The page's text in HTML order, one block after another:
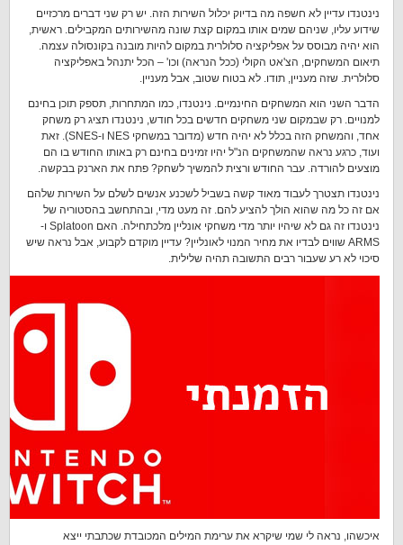
נינטנדו עדיין לא חשפה מה בדיוק יכלול השירות הזה. יש רק שני דברים מרכזיים
שידוע עליו, שניהם שמים אותו במקום קצת שונה מהשירותים המקבילים. ראשית,
הוא יהיה מבוסס על אפליקציה סלולרית במקום להיות מובנה בקונסולה עצמה.
תיאום המשחקים, הצ'אט הקולי (ככל הנראה) וכו' – הכל יתנהל באפליקציה
סלולרית. שזה מעניין, תודו. לא בטוח שטוב, אבל מעניין.
הדבר השני הוא המשחקים החינמיים. נינטנדו, כמו המתחרות, תספק תוכן בחינם
למנויים. רק שבמקום שני משחקים חדשים בכל חודש, נינטנדו תציג רק משחק
אחד, והמשחק הזה בכלל לא יהיה חדש (מדובר במשחקי NES ו-SNES). זאת
ועוד, כרגע נראה שהמשחקים הנ"ל יהיו זמינים בחינם רק באותו החודש בו הם
מוצעים להורדה. עבר החודש ורצית להמשיך לשחק? פתח את הארנק בבקשה.
נינטנדו תצטרך לעבוד מאוד קשה בשביל לשכנע אנשים לשלם על השירות שלהם
אם זה כל מה שהוא הולך להציע להם. זה מעט מדי, ובהתחשב בהסטוריה של
נינטנדו זה גם לא שיהיו יותר מדי משחקי אונליין מלכתחילה. האם Splatoon ו-
ARMS שווים לבדיו את מחיר המנוי לאונליין? עדיין מוקדם לקבוע, אבל נראה שיש
סיכוי לא רע שעבור רבים התשובה תהיה שלילית.
איכשהו, נראה לי שמי שיקרא את ערימת המילים המכובדת שכתבתי ייצא